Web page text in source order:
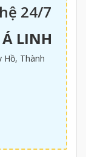
24/7
LINH
Hồ, Thành